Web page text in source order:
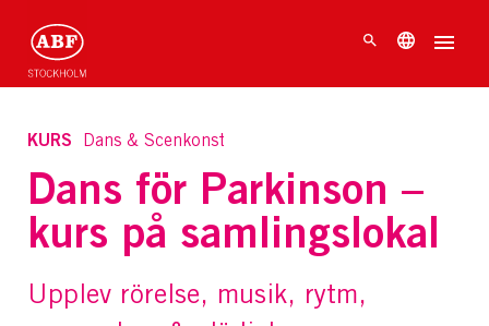
KURS Dans & Scenkonst
Dans för Parkinson –
kurs på samlingslokal
Upplev rörelse, musik, rytm,